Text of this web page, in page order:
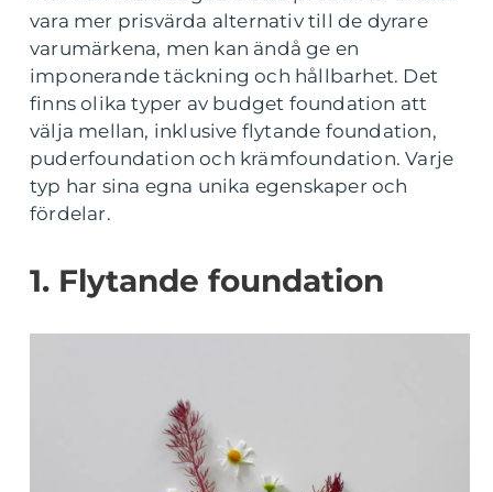
vara mer prisvärda alternativ till de dyrare
varumärkena, men kan ändå ge en
imponerande täckning och hållbarhet. Det
finns olika typer av budget foundation att
välja mellan, inklusive flytande foundation,
puderfoundation och krämfoundation. Varje
typ har sina egna unika egenskaper och
fördelar.
1. Flytande foundation